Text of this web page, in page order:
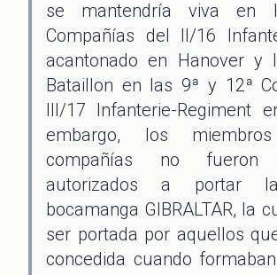
se mantendría viva
Compañías del II/16
acantonado en Hanover y
Bataillon en las 9ª y 12ª
III/17 Infanterie-Regiment
embargo, los
compañías no fueron
autorizados a portar
bocamanga GIBRALTAR, la
ser portada por aquellos
concedida cuando